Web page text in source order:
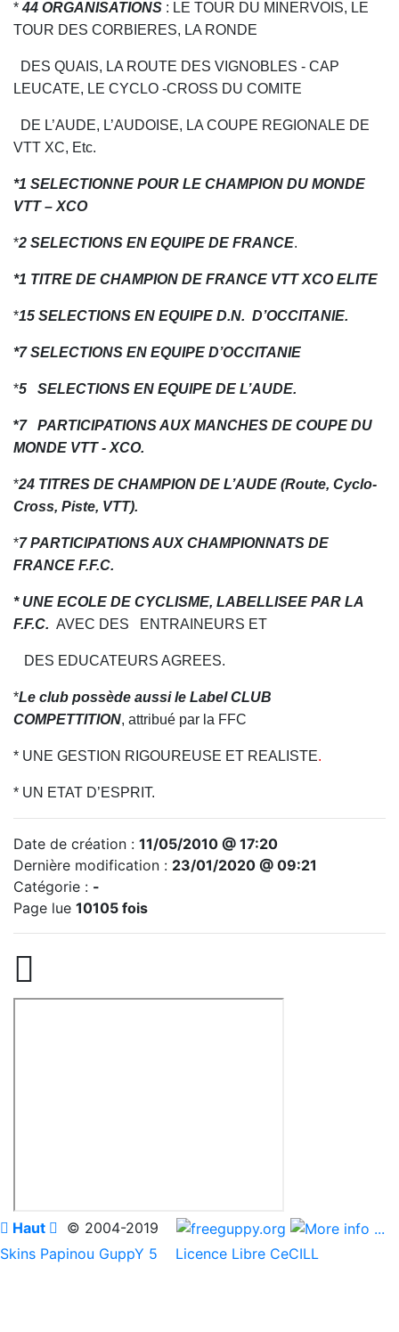
*44 ORGANISATIONS : LE TOUR DU MINERVOIS, LE
TOUR DES CORBIERES, LA RONDE
DES QUAIS, LA ROUTE DES VIGNOBLES - CAP
LEUCATE, LE CYCLO -CROSS DU COMITE
DE L’AUDE, L’AUDOISE, LA COUPE REGIONALE DE
VTT XC, Etc.
*1 SELECTIONNE POUR LE CHAMPION DU MONDE
VTT – XCO
*2 SELECTIONS EN EQUIPE DE FRANCE.
*1 TITRE DE CHAMPION DE FRANCE VTT XCO ELITE
*15 SELECTIONS EN EQUIPE D.N. D’OCCITANIE.
*7 SELECTIONS EN EQUIPE D’OCCITANIE
*5 SELECTIONS EN EQUIPE DE L’AUDE.
*7 PARTICIPATIONS AUX MANCHES DE COUPE DU
MONDE VTT - XCO.
*24 TITRES DE CHAMPION DE L’AUDE (Route, Cyclo-
Cross, Piste, VTT).
*7 PARTICIPATIONS AUX CHAMPIONNATS DE
FRANCE F.F.C.
* UNE ECOLE DE CYCLISME, LABELLISEE PAR LA
F.F.C. AVEC DES ENTRAINEURS ET
DES EDUCATEURS AGREES.
*Le club possède aussi le Label CLUB
COMPETTITION, attribué par la FFC
* UNE GESTION RIGOUREUSE ET REALISTE.
* UN ETAT D’ESPRIT.
Date de création : 11/05/2010 @ 17:20
Dernière modification : 23/01/2020 @ 09:21
Catégorie : -
Page lue 10105 fois

 Haut  © 2004-2019
Skins Papinou GuppY 5
Licence Libre CeCILL